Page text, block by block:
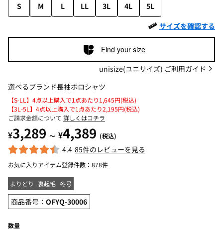
S M L LL 3L 4L
5L
サイズを確認する
Find your size
unisize(ユニサイズ) ご利用ガイド
選べるブランド長袖ポロシャツ
【S-LL】4点以上購入で1点あたり1,645円(税込)
【3L-5L】4点以上購入で1点あたり2,195円(税込)
ご請求金額について 詳しくはコチラ
¥3,289 ～ ¥4,389 (税込)
4.4 85件のレビューを見る
お気に入りアイテム登録件数： 878件
よりどり 裏起毛 冬号
商品番号： OFYQ-30006
数量